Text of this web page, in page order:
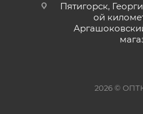
Пятигорск,
ой
2026 ©